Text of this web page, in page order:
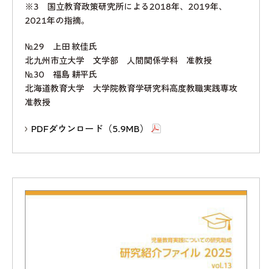
※3 国立教育政策研究所による2018年、2019年、
2021年の指摘。
№29 上田 紋佳氏
北九州市立大学 文学部 人間関係学科 准教授
№30 福島 耕平氏
北海道教育大学 大学院教育学研究科高度教職実践専攻
准教授
PDFダウンロード（5.9MB）